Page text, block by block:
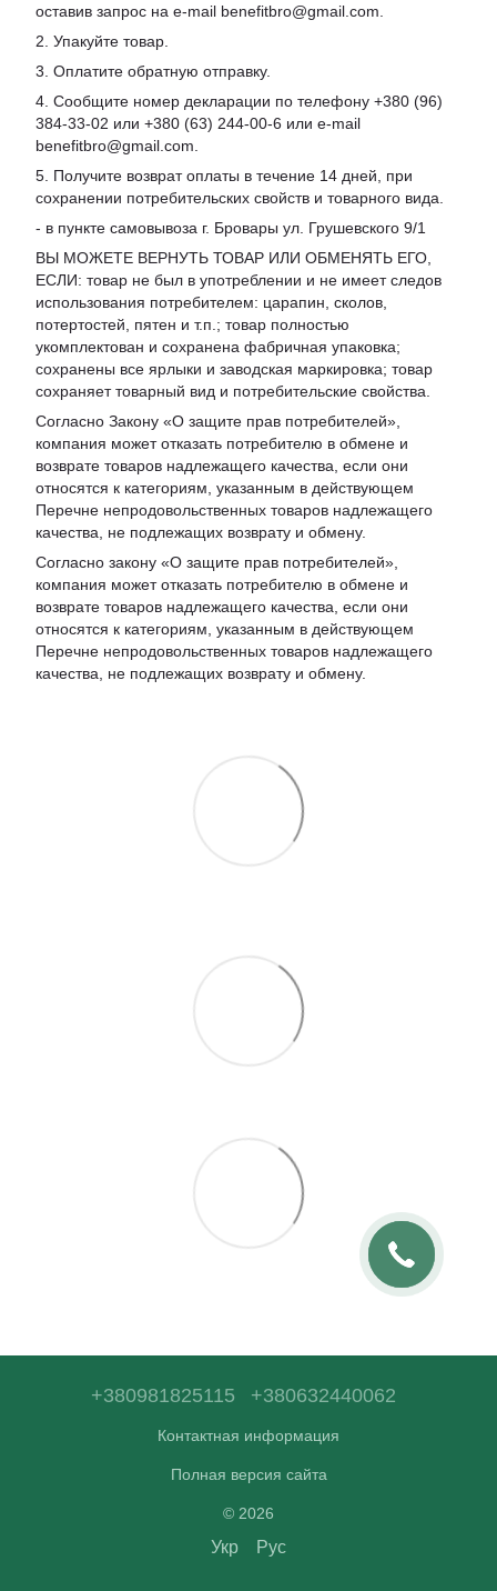
оставив запрос на e-mail benefitbro@gmail.com.
2. Упакуйте товар.
3. Оплатите обратную отправку.
4. Сообщите номер декларации по телефону +380 (96)
384-33-02 или +380 (63) 244-00-6 или e-mail
benefitbro@gmail.com.
5. Получите возврат оплаты в течение 14 дней, при
сохранении потребительских свойств и товарного вида.
- в пункте самовывоза г. Бровары ул. Грушевского 9/1
ВЫ МОЖЕТЕ ВЕРНУТЬ ТОВАР ИЛИ ОБМЕНЯТЬ ЕГО,
ЕСЛИ: товар не был в употреблении и не имеет следов
использования потребителем: царапин, сколов,
потертостей, пятен и т.п.; товар полностью
укомплектован и сохранена фабричная упаковка;
сохранены все ярлыки и заводская маркировка; товар
сохраняет товарный вид и потребительские свойства.
Согласно Закону «О защите прав потребителей»,
компания может отказать потребителю в обмене и
возврате товаров надлежащего качества, если они
относятся к категориям, указанным в действующем
Перечне непродовольственных товаров надлежащего
качества, не подлежащих возврату и обмену.
Согласно закону «О защите прав потребителей»,
компания может отказать потребителю в обмене и
возврате товаров надлежащего качества, если они
относятся к категориям, указанным в действующем
Перечне непродовольственных товаров надлежащего
качества, не подлежащих возврату и обмену.
+380981825115 +380632440062
Контактная информация
Полная версия сайта
© 2026
Укр Рус